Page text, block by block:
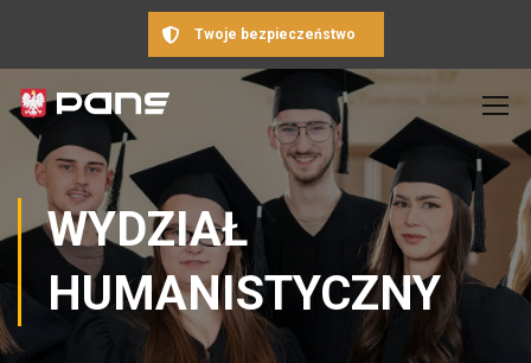
Twoje bezpieczeństwo
WYDZIAŁ
HUMANISTYCZNY